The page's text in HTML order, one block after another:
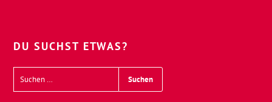
DU SUCHST ETWAS?